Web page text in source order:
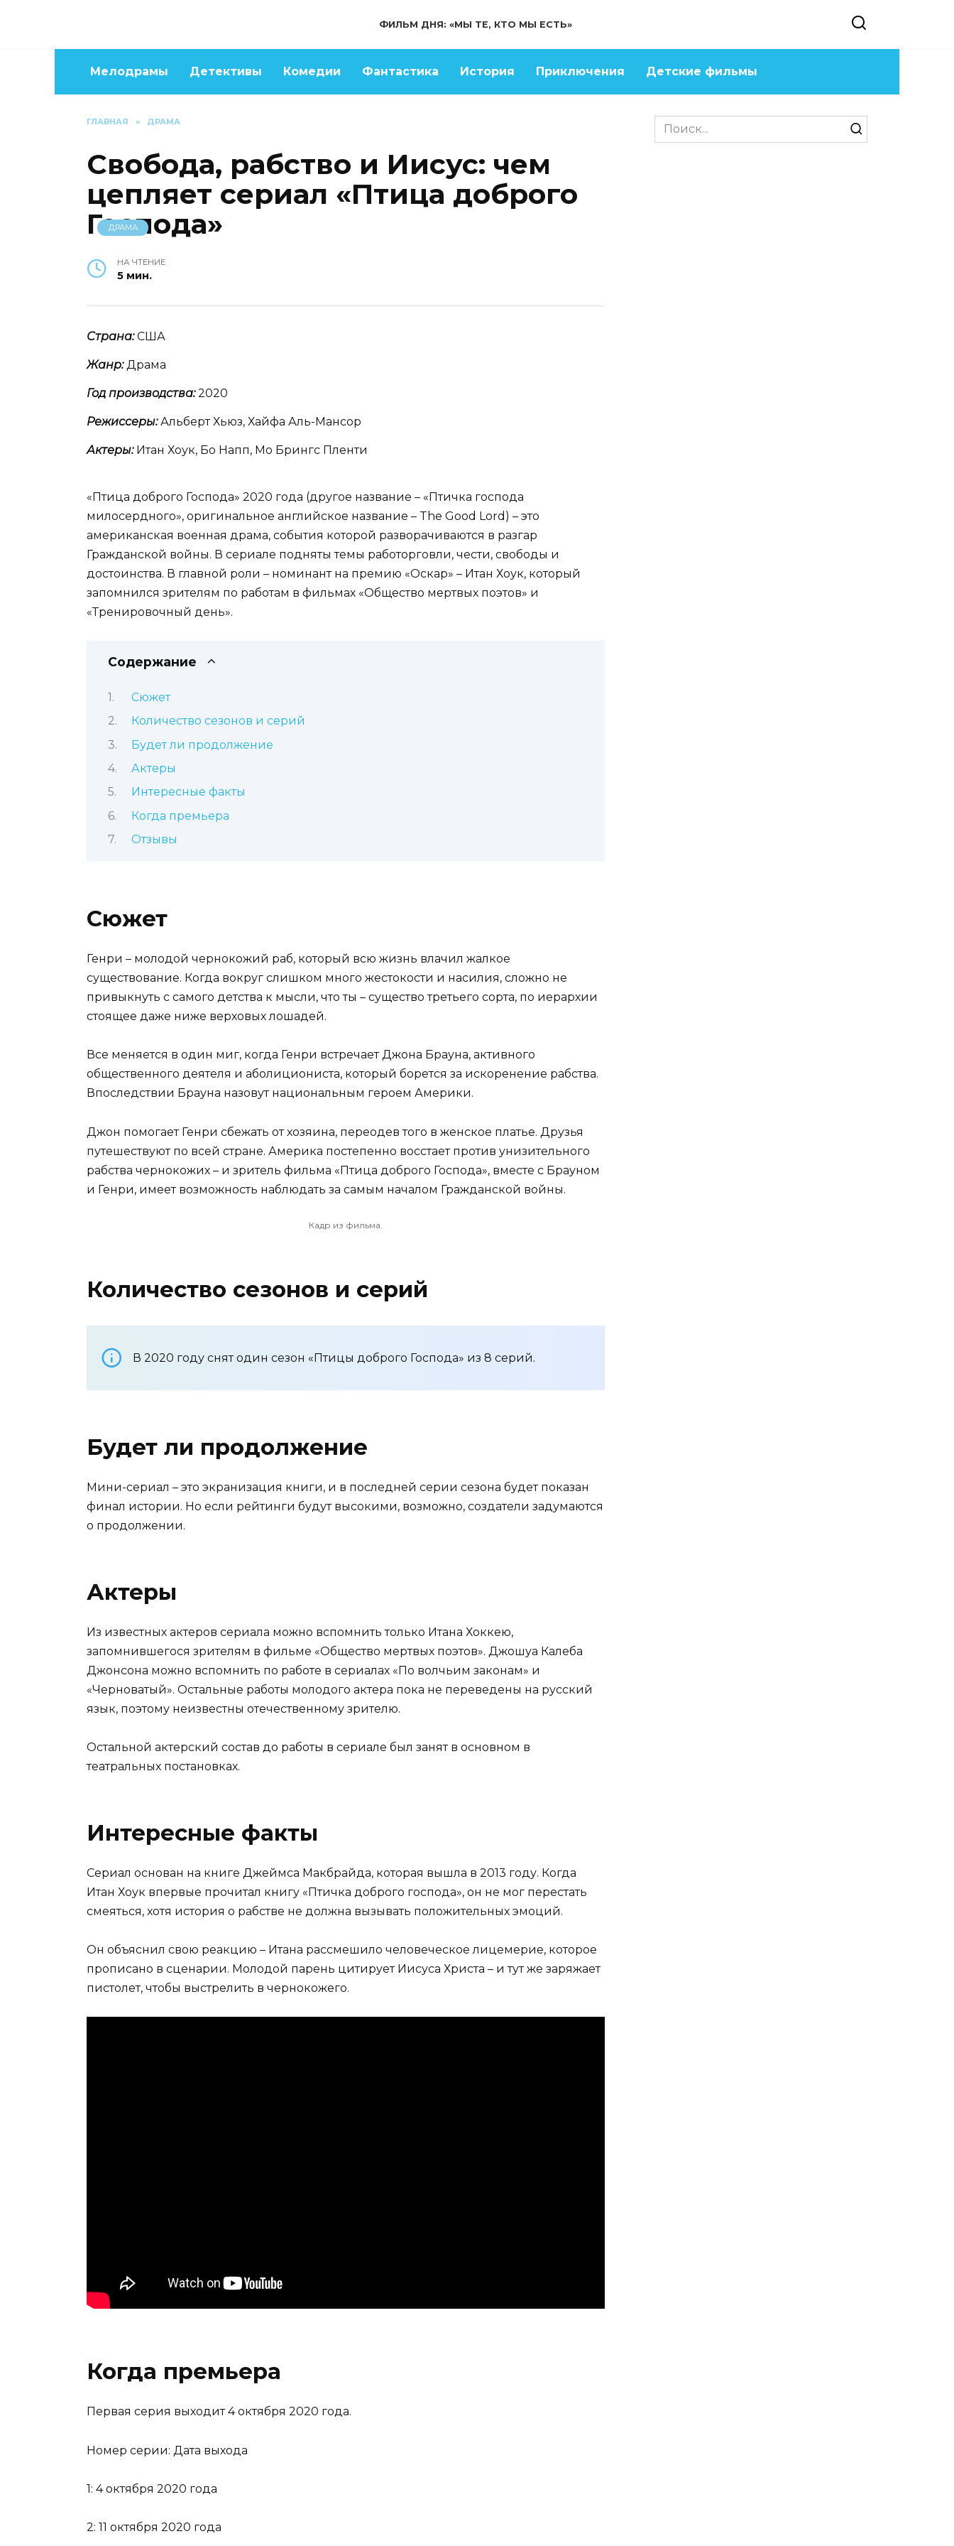
ФИЛЬМ ДНЯ: «МЫ ТЕ, КТО МЫ ЕСТЬ»
Мелодрамы Детективы Комедии Фантастика История Приключения Детские фильмы
ГЛАВНАЯ » ДРАМА
Свобода, рабство и Иисус: чем
цепляет сериал «Птица доброго
Господа»
ДРАМА
НА ЧТЕНИЕ
5 мин.
Страна:США
Жанр:Драма
Год производства:2020
Режиссеры:Альберт Хьюз, Хайфа Аль-Мансор
Актеры:Итан Хоук, Бо Напп, Мо Брингс Пленти
«Птица доброго Господа» 2020 года (другое название – «Птичка господа
милосердного», оригинальное английское название – The Good Lord) – это
американская военная драма, события которой разворачиваются в разгар
Гражданской войны. В сериале подняты темы работорговли, чести, свободы и
достоинства. В главной роли – номинант на премию «Оскар» – Итан Хоук, который
запомнился зрителям по работам в фильмах «Общество мертвых поэтов» и
«Тренировочный день».
Содержание
Сюжет
Количество сезонов и серий
Будет ли продолжение
Актеры
Интересные факты
Когда премьера
Отзывы
Сюжет
Генри – молодой чернокожий раб, который всю жизнь влачил жалкое
существование. Когда вокруг слишком много жестокости и насилия, сложно не
привыкнуть с самого детства к мысли, что ты – существо третьего сорта, по иерархии
стоящее даже ниже верховых лошадей.
Все меняется в один миг, когда Генри встречает Джона Брауна, активного
общественного деятеля и аболициониста, который борется за искоренение рабства.
Впоследствии Брауна назовут национальным героем Америки.
Джон помогает Генри сбежать от хозяина, переодев того в женское платье. Друзья
путешествуют по всей стране. Америка постепенно восстает против унизительного
рабства чернокожих – и зритель фильма «Птица доброго Господа», вместе с Брауном
и Генри, имеет возможность наблюдать за самым началом Гражданской войны.
Кадр из фильма.
Количество сезонов и серий
В 2020 году снят один сезон «Птицы доброго Господа» из 8 серий.
Будет ли продолжение
Мини-сериал – это экранизация книги, и в последней серии сезона будет показан
финал истории. Но если рейтинги будут высокими, возможно, создатели задумаются
о продолжении.
Актеры
Из известных актеров сериала можно вспомнить только Итана Хоккею,
запомнившегося зрителям в фильме «Общество мертвых поэтов». Джошуа Калеба
Джонсона можно вспомнить по работе в сериалах «По волчьим законам» и
«Черноватый». Остальные работы молодого актера пока не переведены на русский
язык, поэтому неизвестны отечественному зрителю.
Остальной актерский состав до работы в сериале был занят в основном в
театральных постановках.
Интересные факты
Сериал основан на книге Джеймса Макбрайда, которая вышла в 2013 году. Когда
Итан Хоук впервые прочитал книгу «Птичка доброго господа», он не мог перестать
смеяться, хотя история о рабстве не должна вызывать положительных эмоций.
Он объяснил свою реакцию – Итана рассмешило человеческое лицемерие, которое
прописано в сценарии. Молодой парень цитирует Иисуса Христа – и тут же заряжает
пистолет, чтобы выстрелить в чернокожего.
Когда премьера
Первая серия выходит 4 октября 2020 года.
Номер серии: Дата выхода
1: 4 октября 2020 года
2: 11 октября 2020 года
Search
for: